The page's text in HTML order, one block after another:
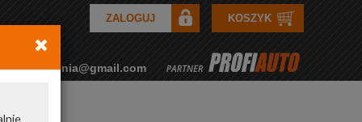
KOSZYK
ZALOGUJ